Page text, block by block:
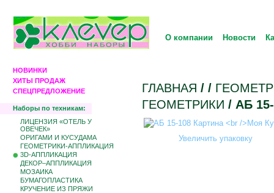
О компании Новости
НОВИНКИ
ХИТЫ ПРОДАЖ
СПЕЦПРЕДЛОЖЕНИЕ
Наборы по техникам:
ЛИЦЕНЗИЯ «ОТЕЛЬ У
ОВЕЧЕК»
ОРИГАМИ И КУСУДАМА
ГЕОМЕТРИКИ-АППЛИКАЦИЯ
3D-АППЛИКАЦИЯ
ДЕКОР–АППЛИКАЦИЯ
МОЗАИКА
БУМАГОПЛАСТИКА
КРУЧЕНИЕ ИЗ ПРЯЖИ
ГЛАВНАЯ / /
ГЕОМЕТРИКИ / АБ
Увеличить упаковку